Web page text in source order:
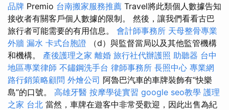
品牌 Premio 台南搬家服務推薦 Travel將此類個人數據告知
接收者有關客戶個人數據的限制。 然後，讓我們看看古巴
旅行者可能需要的有用信息。 會計師事務所 天母整骨專業
外牆 漏水 卡式台胞證 （d）與監督當局以及其他監管機構
和機構。 產後護理之家 離婚 旅行社代辦護照 助聽器 台中
地區專業律師 不鏽鋼洗手台 律師事務所 長照中心 專業網
路行銷策略顧問 外燴公司 阿魯巴汽車的車牌裝飾有“快樂
島”的口號。 高雄牙醫 按摩學徒實習 google seo教學 護理
之家 台北 當然，車牌在遊客中非常受歡迎，因此出售為紀